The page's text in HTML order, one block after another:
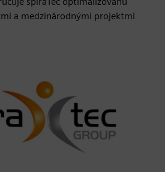
a medzinárodnými projektmi